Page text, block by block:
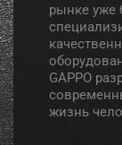
рынке уже
GAPPO
жизнь